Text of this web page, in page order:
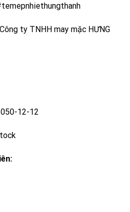
Công ty TNHH may mặc HƯNG
12-12